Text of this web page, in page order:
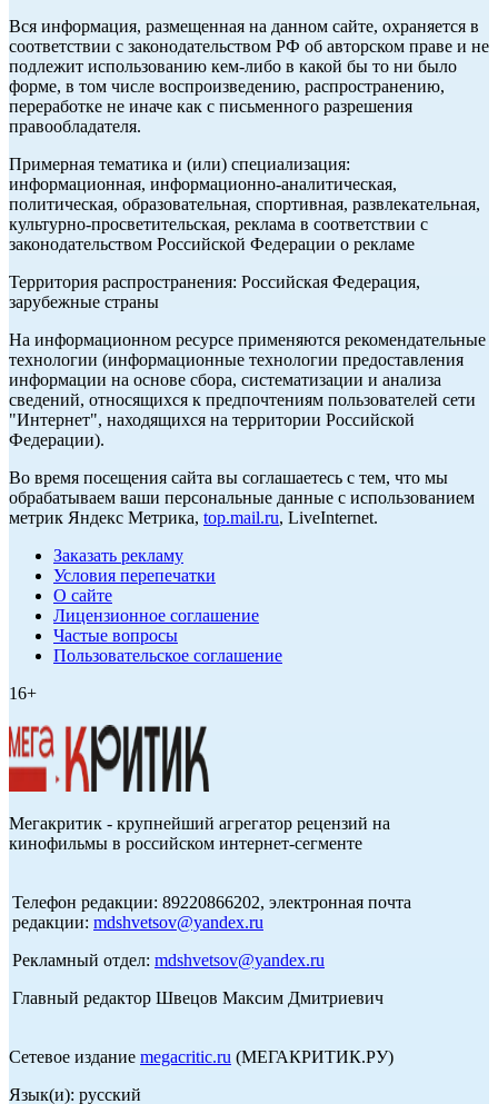
Вся информация, размещенная на данном сайте, охраняется в
соответствии с законодательством РФ об авторском праве и не
подлежит использованию кем-либо в какой бы то ни было
форме, в том числе воспроизведению, распространению,
переработке не иначе как с письменного разрешения
правообладателя.
Примерная тематика и (или) специализация:
информационная, информационно-аналитическая,
политическая, образовательная, спортивная, развлекательная,
культурно-просветительская, реклама в соответствии с
законодательством Российской Федерации о рекламе
Территория распространения: Российская Федерация,
зарубежные страны
На информационном ресурсе применяются рекомендательные
технологии (информационные технологии предоставления
информации на основе сбора, систематизации и анализа
сведений, относящихся к предпочтениям пользователей сети
"Интернет", находящихся на территории Российской
Федерации).
Во время посещения сайта вы соглашаетесь с тем, что мы
обрабатываем ваши персональные данные с использованием
метрик Яндекс Метрика, top.mail.ru, LiveInternet.
Заказать рекламу
Условия перепечатки
О сайте
Лицензионное соглашение
Частые вопросы
Пользовательское соглашение
16+
Мегакритик - крупнейший агрегатор рецензий на
кинофильмы в российском интернет-сегменте
Телефон редакции: 89220866202, электронная почта
редакции: mdshvetsov@yandex.ru
Рекламный отдел: mdshvetsov@yandex.ru
Главный редактор Швецов Максим Дмитриевич
Сетевое издание megacritic.ru (МЕГАКРИТИК.РУ)
Язык(и): русский